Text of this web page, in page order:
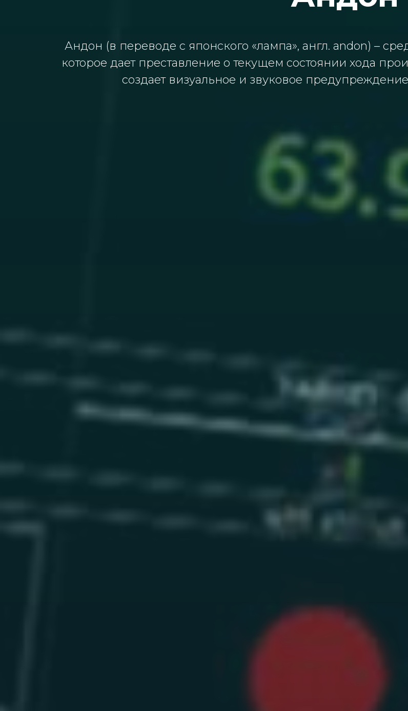
Андон (в переводе с японского «лампа», англ. andon) –
которое дает преставление о текущем состоянии хода
создает визуальное и звуковое